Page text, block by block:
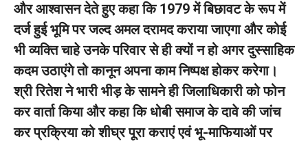
और आश्वासन देते हुए कहा कि 1979 में बिछावट के रूप में
दर्ज हुई भूमि पर जल्द अमल दरामद कराया जाएगा और कोई
भी व्यक्ति चाहे उनके परिवार से ही क्यों न हो अगर दुस्साहिक
कदम उठाएंगे तो कानून अपना काम निष्पक्ष होकर करेगा।
श्री रितेश ने भारी भीड़ के सामने ही जिलाधिकारी को फोन
कर वार्ता किया और कहा कि धोबी समाज के दावे की जांच
कर प्रक्रिया को शीघ्र पूरा कराएं एवं भू-माफियाओं पर